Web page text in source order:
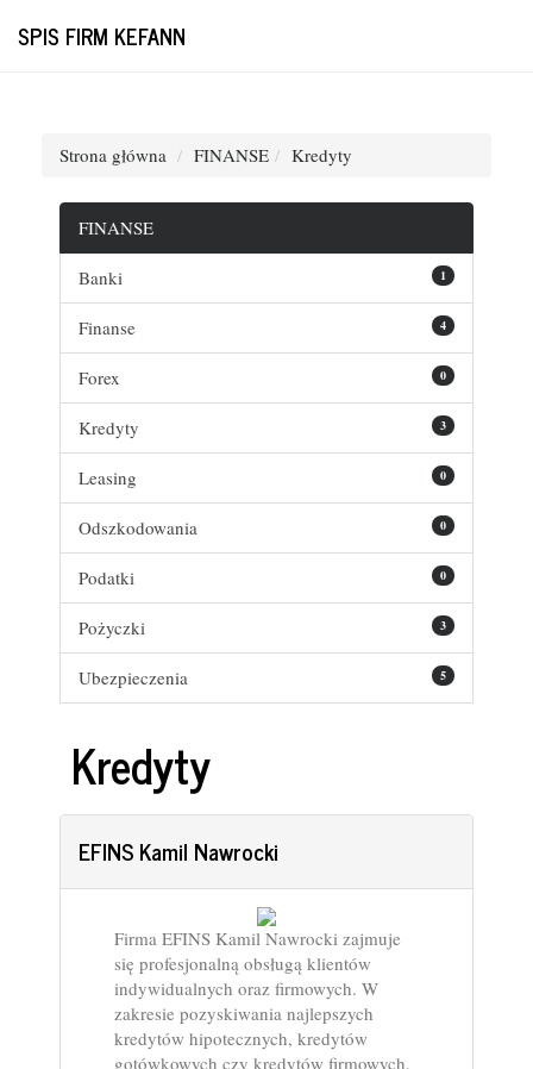
SPIS FIRM KEFANN
Strona główna FINANSE Kredyty
FINANSE
1
Banki
4
Finanse
0
Forex
3
Kredyty
0
Leasing
0
Odszkodowania
0
Podatki
3
Pożyczki
5
Ubezpieczenia
Kredyty
EFINS Kamil Nawrocki
Firma EFINS Kamil Nawrocki zajmuje
się profesjonalną obsługą klientów
indywidualnych oraz firmowych. W
zakresie pozyskiwania najlepszych
kredytów hipotecznych, kredytów
gotówkowych czy kredytów firmowych.